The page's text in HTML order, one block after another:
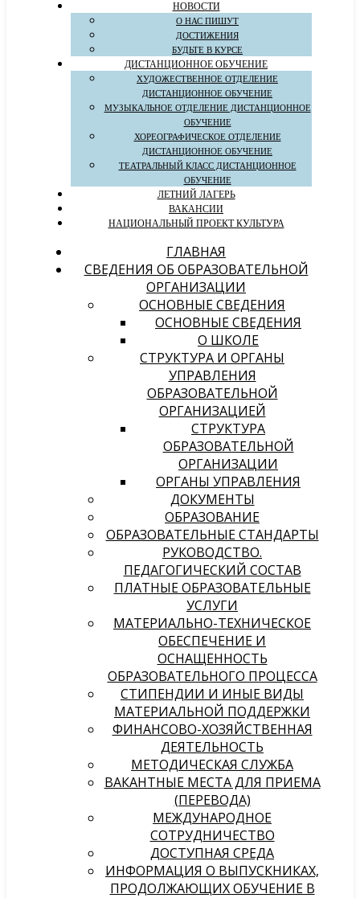
НОВОСТИ
О НАС ПИШУТ
ДОСТИЖЕНИЯ
БУДЬТЕ В КУРСЕ
ДИСТАНЦИОННОЕ ОБУЧЕНИЕ
ХУДОЖЕСТВЕННОЕ ОТДЕЛЕНИЕ
ДИСТАНЦИОННОЕ ОБУЧЕНИЕ
МУЗЫКАЛЬНОЕ ОТДЕЛЕНИЕ ДИСТАНЦИОННОЕ
ОБУЧЕНИЕ
ХОРЕОГРАФИЧЕСКОЕ ОТДЕЛЕНИЕ
ДИСТАНЦИОННОЕ ОБУЧЕНИЕ
ТЕАТРАЛЬНЫЙ КЛАСС ДИСТАНЦИОННОЕ
ОБУЧЕНИЕ
ЛЕТНИЙ ЛАГЕРЬ
ВАКАНСИИ
НАЦИОНАЛЬНЫЙ ПРОЕКТ КУЛЬТУРА
ГЛАВНАЯ
СВЕДЕНИЯ ОБ ОБРАЗОВАТЕЛЬНОЙ
ОРГАНИЗАЦИИ
ОСНОВНЫЕ СВЕДЕНИЯ
ОСНОВНЫЕ СВЕДЕНИЯ
О ШКОЛЕ
СТРУКТУРА И ОРГАНЫ
УПРАВЛЕНИЯ
ОБРАЗОВАТЕЛЬНОЙ
ОРГАНИЗАЦИЕЙ
СТРУКТУРА
ОБРАЗОВАТЕЛЬНОЙ
ОРГАНИЗАЦИИ
ОРГАНЫ УПРАВЛЕНИЯ
ДОКУМЕНТЫ
ОБРАЗОВАНИЕ
ОБРАЗОВАТЕЛЬНЫЕ СТАНДАРТЫ
РУКОВОДСТВО.
ПЕДАГОГИЧЕСКИЙ СОСТАВ
ПЛАТНЫЕ ОБРАЗОВАТЕЛЬНЫЕ
УСЛУГИ
МАТЕРИАЛЬНО-ТЕХНИЧЕСКОЕ
ОБЕСПЕЧЕНИЕ И
ОСНАЩЕННОСТЬ
ОБРАЗОВАТЕЛЬНОГО ПРОЦЕССА
СТИПЕНДИИ И ИНЫЕ ВИДЫ
МАТЕРИАЛЬНОЙ ПОДДЕРЖКИ
ФИНАНСОВО-ХОЗЯЙСТВЕННАЯ
ДЕЯТЕЛЬНОСТЬ
МЕТОДИЧЕСКАЯ СЛУЖБА
ВАКАНТНЫЕ МЕСТА ДЛЯ ПРИЕМА
(ПЕРЕВОДА)
МЕЖДУНАРОДНОЕ
СОТРУДНИЧЕСТВО
ДОСТУПНАЯ СРЕДА
ИНФОРМАЦИЯ О ВЫПУСКНИКАХ,
ПРОДОЛЖАЮЩИХ ОБУЧЕНИЕ В